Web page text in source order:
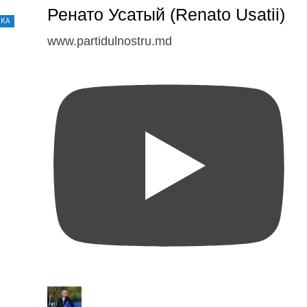
Ренато Усатый (Renato Usatii)
www.partidulnostru.md